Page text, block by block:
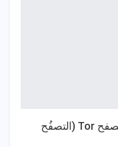
تعرَّف على أفضل 10 بدائل متصفح Tor (التصفُح